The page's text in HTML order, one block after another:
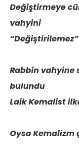
Değiştirmeye
vahyini
Rabbin vahyine
bulundu
Laik Kemalist
Oysa